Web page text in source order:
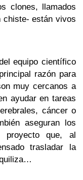
clones, llamados
están vivos
equipo científico
razón para
muy cercanos a
ayudar en tareas
cáncer o
aseguran los
proyecto que, al
trasladar la